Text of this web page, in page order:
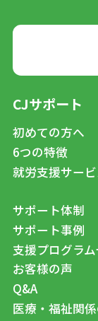
CJサポート
初めての方へ
6つの特徴
就労支援サー
サポート体制
サポート事例
支援プログラ
お客様の声
Q&A
医療・福祉関